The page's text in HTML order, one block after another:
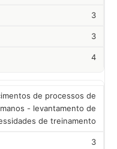
3
3
4
de processos de
- levantamento de
de treinamento
3